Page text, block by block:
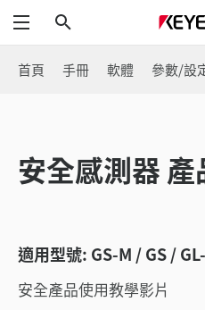
功能表
首頁 手冊 軟體 參數/設
安全感測器 產
適用型號: GS-M / GS /
安全產品使用教學影片